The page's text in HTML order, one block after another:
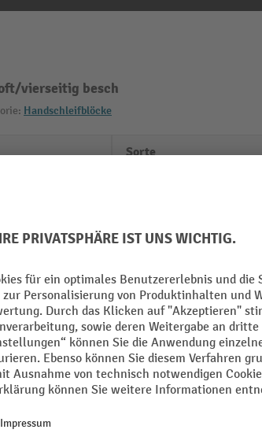
vierseitig besch
Handschleifblöcke
Sorte